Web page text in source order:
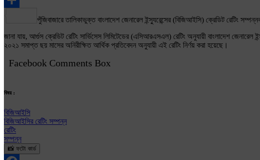
Share
পুঁজিবাজারে তালিকাভুক্ত বাংলাদেশ জেনারেল ইন্স্যুরেন্সের (বিজিআইসি) ক্রেডিট রেটিং
জানা যায়, আর্গুস ক্রেডিট রেটিং সার্ভিসেস লিমিটেডের (এসিআরএসএল) রেটিং অনুযায়ী বাংলাদেশ
২০২১ সমাপ্ত ছয় মাসের অনিরীক্ষিত আর্থিক প্রতিবেদন অনুযায়ী এই রেটিং নির্ণয় করা হয়েছে।
Facebook Comments Box
বিষয় :
বিজিআইসি
বিজিআইসির রেটিং সম্পন্ন
রেটিং
সম্পন্ন
📸 ফটো কার্ড